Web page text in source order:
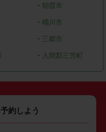
・ 朝霞市
・ 桶川市
・ 三郷市
・ 入間郡三芳町
約しよう